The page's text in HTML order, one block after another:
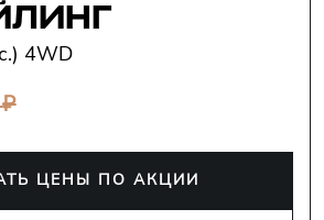
4WD
₽
ЦЕНЫ ПО АКЦИИ